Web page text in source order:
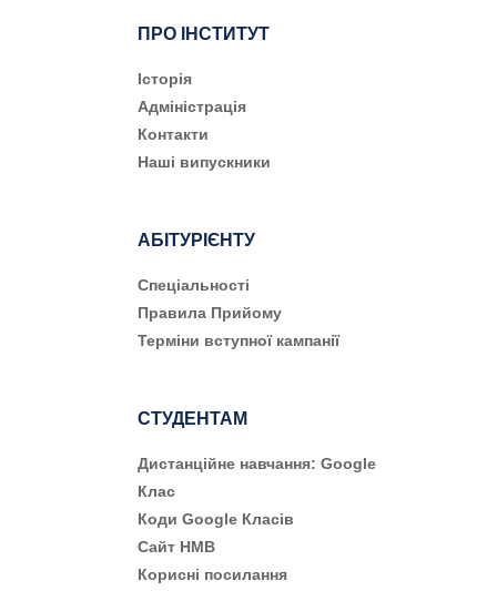
ПРО ІНСТИТУТ
Історія
Адміністрація
Контакти
Наші випускники
АБІТУРІЄНТУ
Cпеціальності
Правила Прийому
Терміни вступної кампанії
СТУДЕНТАМ
Дистанційне навчання: Google
Клас
Коди Google Класів
Сайт НМВ
Корисні посилання